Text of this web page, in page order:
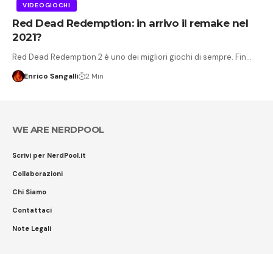
VIDEOGIOCHI
Red Dead Redemption: in arrivo il remake nel
2021?
Red Dead Redemption 2 è uno dei migliori giochi di sempre. Fin…
Enrico Sangalli 2 Min
WE ARE NERDPOOL
Scrivi per NerdPool.it
Collaborazioni
Chi Siamo
Contattaci
Note Legali